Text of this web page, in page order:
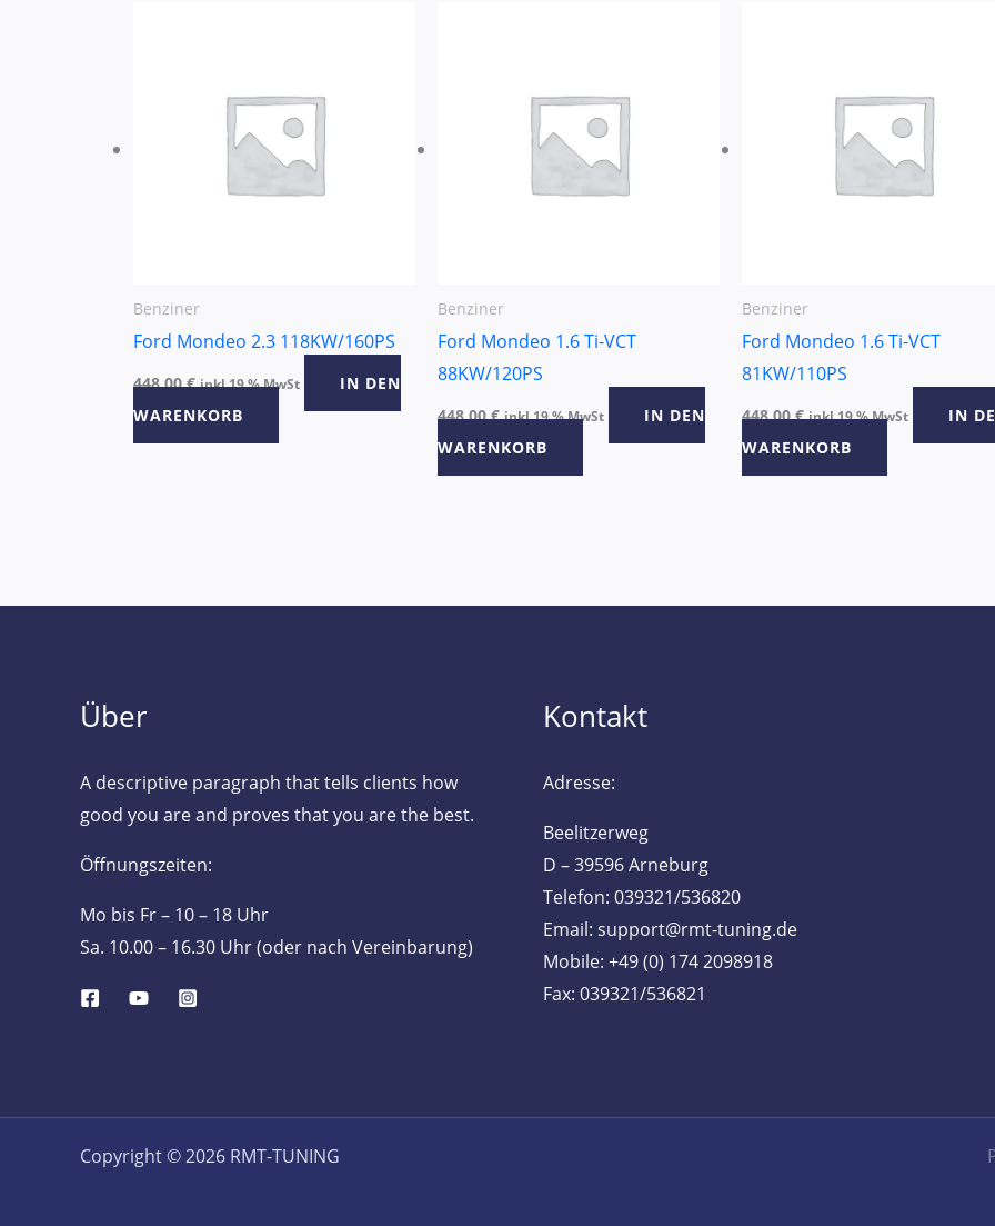
Benziner
Ford Mondeo 2.3 118KW/160PS
448,00€ inkl 19 % MwSt
IN DEN
WARENKORB
Benziner
Ford Mondeo 1.6 Ti-VCT
88KW/120PS
448,00€ inkl 19 % MwSt
IN DEN
WARENKORB
Benziner
Ford Mondeo 1.6 Ti-VCT
81KW/110PS
448,00€ inkl 19 % MwSt
IN
WARENKORB
Über
A descriptive paragraph that tells clients how
good you are and proves that you are the best.
Öffnungszeiten:
Mo bis Fr – 10 – 18 Uhr
Sa. 10.00 – 16.30 Uhr (oder nach Vereinbarung)
Kontakt
Adresse:
Beelitzerweg
D – 39596 Arneburg
Telefon: 039321/536820
Email: support@rmt-tuning.de
Mobile: +49 (0) 174 2098918
Fax: 039321/536821
Copyright © 2026 RMT-TUNING